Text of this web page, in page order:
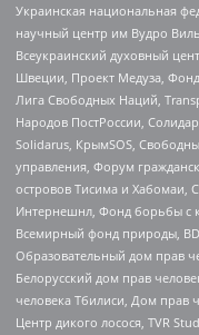
Украинская национальная
научный центр им Вудро
Всеукраинский духовный
Швеции, Проект Медуза,
Лига Свободных Наций,
Народов ПостРоссии,
Solidarus, КрымSOS,
управления, Форум
островов Тисима и Хабомаи,
Интернешнл, Фонд борьбы с
Всемирный фонд природы,
Образовательный дом прав
Белорусский дом прав
человека Тбилиси, Дом прав
Центр дикого лосося, TVR